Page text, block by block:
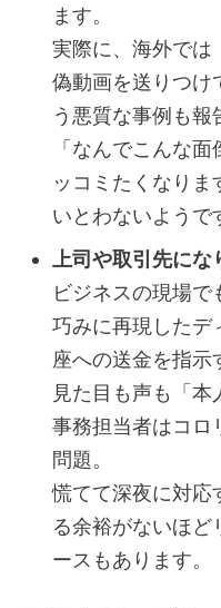
ます。
実際に、海外では
偽動画を送りつけ
う悪質な事例も報
「なんでこんな
ッコミたくなりま
いとわないようで
上司や取引先に
ビジネスの現場で
巧みに再現したデ
座への送金を指示
見た目も声も「
事務担当者はコロ
問題。
慌てて深夜に対応
る余裕がないほど
ースもあります。